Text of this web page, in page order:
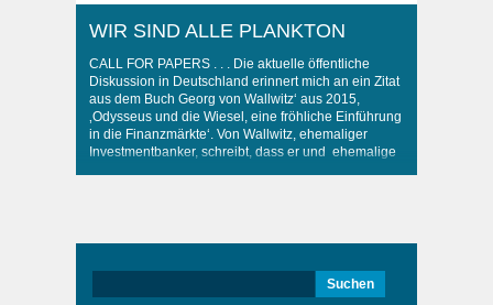
WIR SIND ALLE PLANKTON
CALL FOR PAPERS . . . Die aktuelle öffentliche
Diskussion in Deutschland erinnert mich an ein Zitat
aus dem Buch Georg von Wallwitz‘ aus 2015,
‚Odysseus und die Wiesel, eine fröhliche Einführung
in die Finanzmärkte‘. Von Wallwitz, ehemaliger
Investmentbanker, schreibt, dass er und ehemalige
nach: